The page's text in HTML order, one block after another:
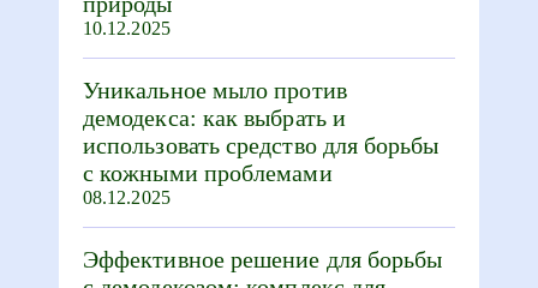
10.12.2025
Уникальное мыло против
демодекса: как выбрать и
использовать средство для борьбы
с кожными проблемами
08.12.2025
Эффективное решение для борьбы